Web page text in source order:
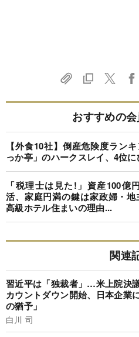
おすすめの
【外食10社】倒産危険度ラン
っか亭」のハークスレイ、4位
「税理士は見た!」資産100億
活、家庭円満の鍵は家政婦・
高級ホテル住まいの理由...
関連
習近平は「独裁者」…米上院決
カウントダウン開始、日本企業
の猶予」
白川 司